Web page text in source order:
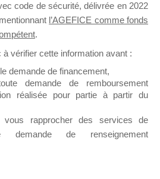
aux Organismes de
répondre à l’Appel à
du Dirigeant.
de laisser un message
d’être
ce groupe
code de sécurité, délivrée en 2022
l’AGEFICE comme fonds
.
vérifier cette information avant :
demande de financement,
demande de remboursement
réalisée pour partie à partir du
rapprocher des services de
demande de renseignement